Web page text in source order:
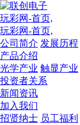
玩彩网-首页,
玩彩网-首页,
公司简介 发展历程
产品介绍
光学产业 触显产业
投资者关系
新闻资讯
加入我们
招贤纳士 员工福利